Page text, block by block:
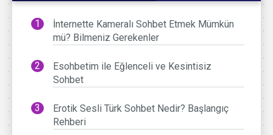
İnternette Kameralı Sohbet Etmek Mümkün
mü? Bilmeniz Gerekenler
Esohbetim ile Eğlenceli ve Kesintisiz
Sohbet
Erotik Sesli Türk Sohbet Nedir? Başlangıç
Rehberi